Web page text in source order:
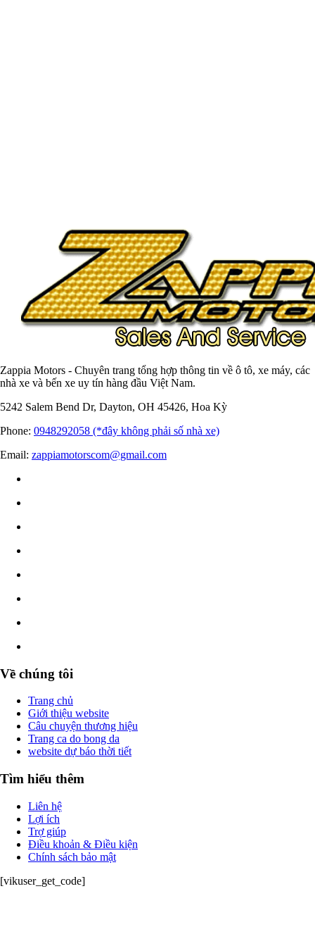
Zappia Motors - Chuyên trang tổng hợp thông tin về ô tô, xe máy, các
nhà xe và bến xe uy tín hàng đầu Việt Nam.
5242 Salem Bend Dr, Dayton, OH 45426, Hoa Kỳ
Phone: 0948292058 (*đây không phải số nhà xe)
Email: zappiamotorscom@gmail.com
Về chúng tôi
Trang chủ
Giới thiệu website
Câu chuyện thương hiệu
Trang ca do bong da
website dự báo thời tiết
Tìm hiểu thêm
Liên hệ
Lợi ích
Trợ giúp
Điều khoản & Điều kiện
Chính sách bảo mật
[vikuser_get_code]